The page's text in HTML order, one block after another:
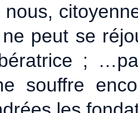
nous,
peut se
;
souffre